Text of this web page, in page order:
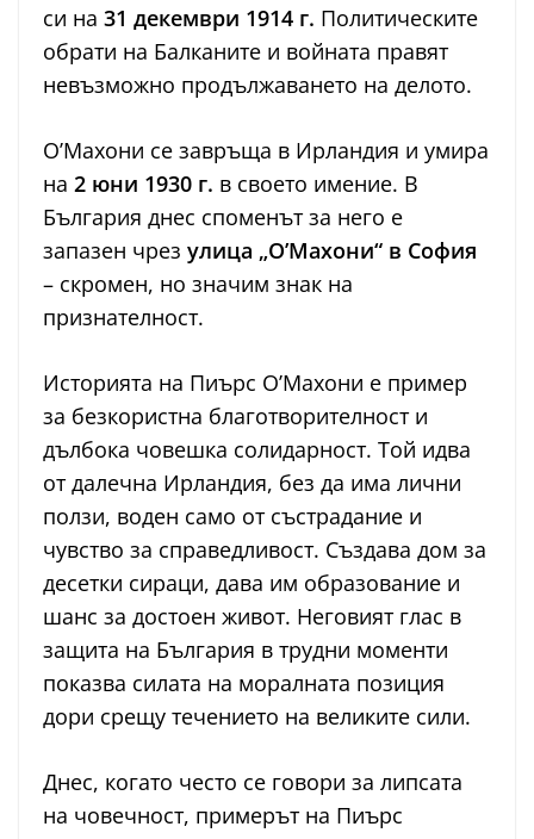
си на 31 декември 1914 г. Политическите
обрати на Балканите и войната правят
невъзможно продължаването на делото.
О’Махони се завръща в Ирландия и умира
на 2 юни 1930 г. в своето имение. В
България днес споменът за него е
запазен чрез улица „О’Махони“ в София
– скромен, но значим знак на
признателност.
Историята на Пиърс О’Махони е пример
за безкористна благотворителност и
дълбока човешка солидарност. Той идва
от далечна Ирландия, без да има лични
ползи, воден само от състрадание и
чувство за справедливост. Създава дом за
десетки сираци, дава им образование и
шанс за достоен живот. Неговият глас в
защита на България в трудни моменти
показва силата на моралната позиция
дори срещу течението на великите сили.
Днес, когато често се говори за липсата
на човечност, примерът на Пиърс